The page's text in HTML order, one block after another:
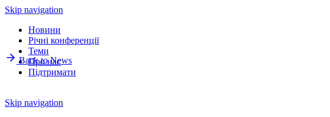
Skip navigation
Новини
Річнi конференції
Теми
Про нас
Підтримати
Skip navigation
Back to News